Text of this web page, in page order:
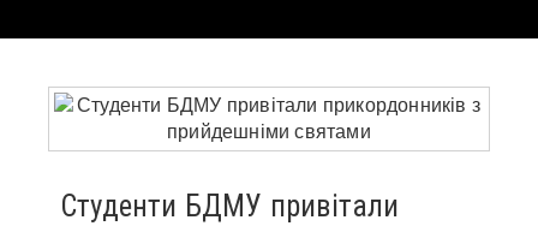
Студенти БДМУ привітали